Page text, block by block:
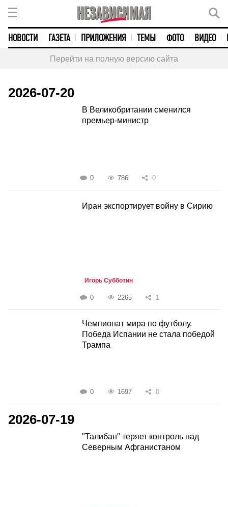
НОВОСТИ ГАЗЕТА ПРИЛОЖЕНИЯ ТЕМЫ ФОТО ВИДЕО
Перейти на полную версию сайта
2026-07-20
В Великобритании сменился
премьер-министр
0 786 0
Иран экспортирует войну в Сирию
Игорь Субботин
0 2265 1
Чемпионат мира по футболу.
Победа Испании не стала победой
Трампа
0 1697 0
2026-07-19
"Талибан" теряет контроль над
Северным Афганистаном